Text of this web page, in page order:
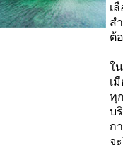
เ
ส
ต้
ใ
เ
ทุ
บ
ก
จ